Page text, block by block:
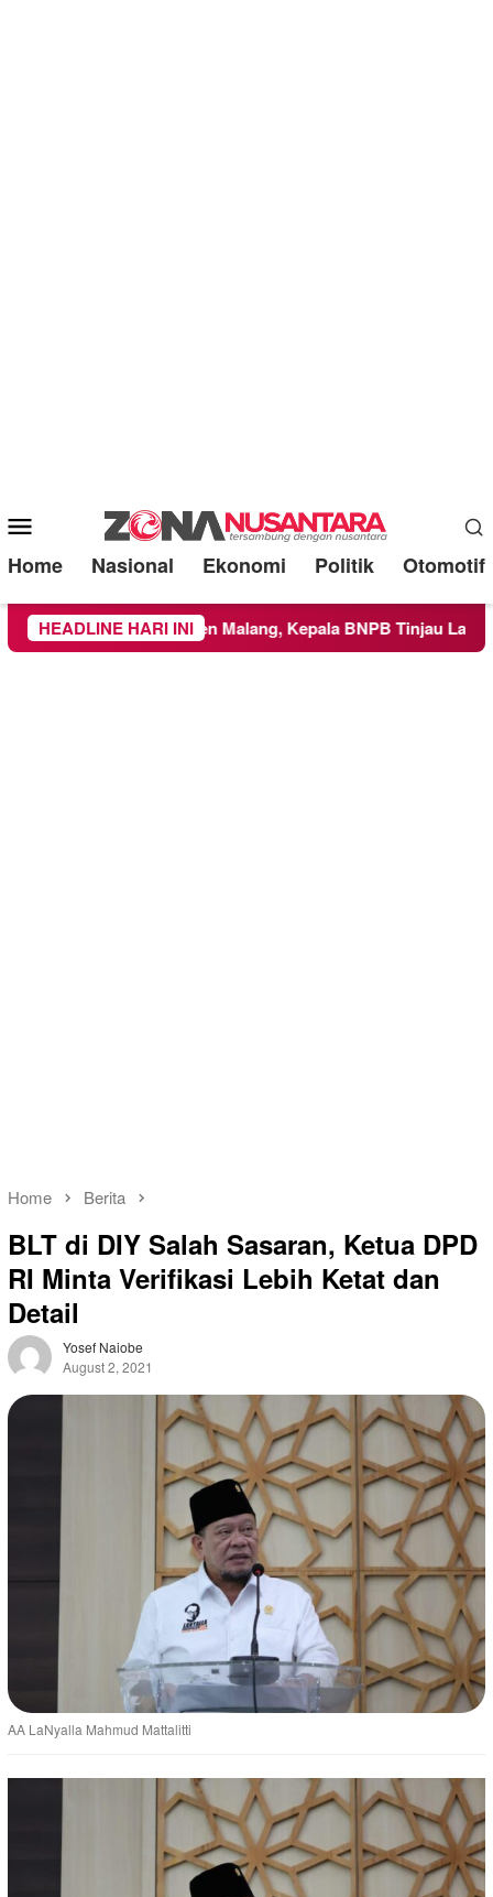
Mobile
Menu
Home Nasional Ekonomi Politik Otomotif
HEADLINE HARI INI
Malang, Kepala BNPB Tinjau Langsung Lokasi
Home Berita
BLT di DIY Salah Sasaran, Ketua DPD
RI Minta Verifikasi Lebih Ketat dan
Detail
Yosef Naiobe
August 2, 2021
AA LaNyalla Mahmud Mattalitti